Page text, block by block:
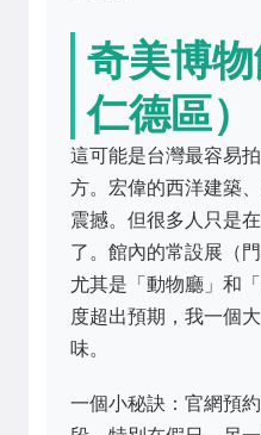
奇美博
仁德區）
這可能是台灣最容易
方。宏偉的西洋建築
震撼。但很多人只是
了。館內的常設展（
尤其是「動物廳」和
度超出預期，我一個
味。
一個小秘訣：官網預